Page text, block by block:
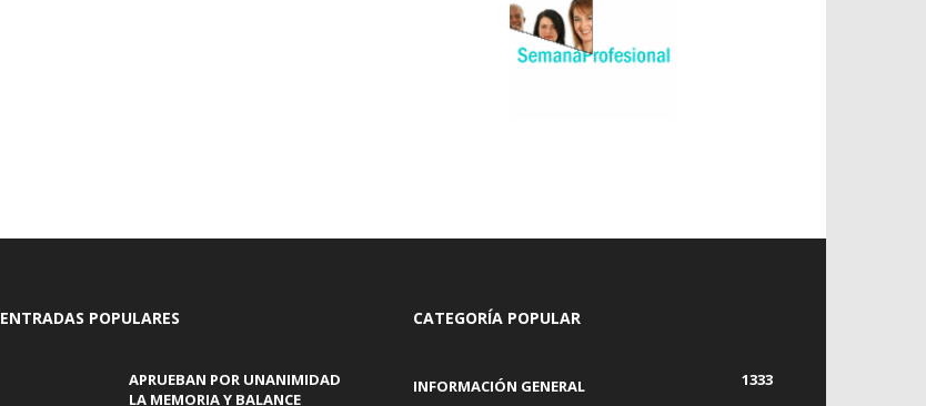
ENTRADAS POPULARES
APRUEBAN POR UNANIMIDAD
LA MEMORIA Y BALANCE
CATEGORÍA POPULAR
INFORMACIÓN GENERAL
1333